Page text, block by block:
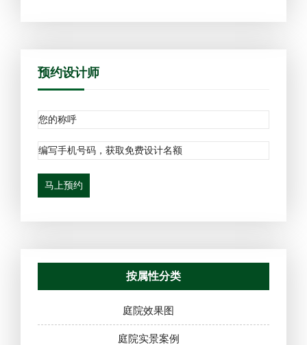
预约设计师
马上预约
按属性分类
庭院效果图
庭院实景案例